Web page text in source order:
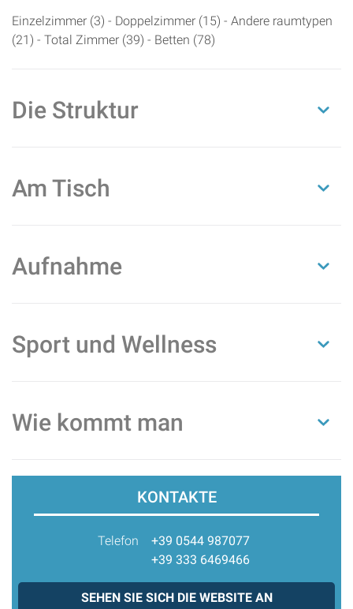
Einzelzimmer (3) - Doppelzimmer (15) - Andere raumtypen
(21) - Total Zimmer (39) - Betten (78)
Die Struktur
Am Tisch
Aufnahme
Sport und Wellness
Wie kommt man
KONTAKTE
Telefon
+39 0544 987077
+39 333 6469466
SEHEN SIE SICH DIE WEBSITE AN